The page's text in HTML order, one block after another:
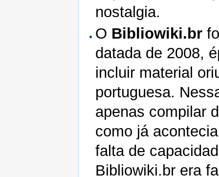
nostalgia.
O Bibliowiki.br
datada de 2008,
incluir material
portuguesa.
apenas compilar
como já
falta de
Bibliowiki.br era